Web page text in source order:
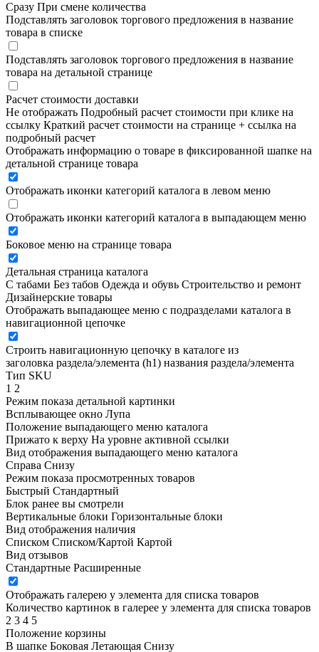
Сразу При смене количества
Подставлять заголовок торгового предложения в название
товара в списке
Подставлять заголовок торгового предложения в название
товара на детальной странице
Расчет стоимости доставки
Не отображать Подробный расчет стоимости при клике на
ссылку Краткий расчет стоимости на странице + ссылка на
подробный расчет
Отображать информацию о товаре в фиксированной шапке на
детальной странице товара
Отображать иконки категорий каталога в левом меню
Отображать иконки категорий каталога в выпадающем меню
Боковое меню на странице товара
Детальная страница каталога
С табами Без табов Одежда и обувь Строительство и ремонт
Дизайнерские товары
Отображать выпадающее меню с подразделами каталога в
навигационной цепочке
Строить навигационную цепочку в каталоге из
заголовка раздела/элемента (h1) названия раздела/элемента
Тип SKU
1 2
Режим показа детальной картинки
Всплывающее окно Лупа
Положение выпадающего меню каталога
Прижато к верху На уровне активной ссылки
Вид отображения выпадающего меню каталога
Справа Снизу
Режим показа просмотренных товаров
Быстрый Стандартный
Блок ранее вы смотрели
Вертикальные блоки Горизонтальные блоки
Вид отображения наличия
Списком Списком/Картой Картой
Вид отзывов
Стандартные Расширенные
Отображать галерею у элемента для списка товаров
Количество картинок в галерее у элемента для списка товаров
2 3 4 5
Положение корзины
В шапке Боковая Летающая Снизу